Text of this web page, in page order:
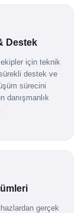
Destek
için teknik
destek ve
sürecini
danışmanlık
gerçek